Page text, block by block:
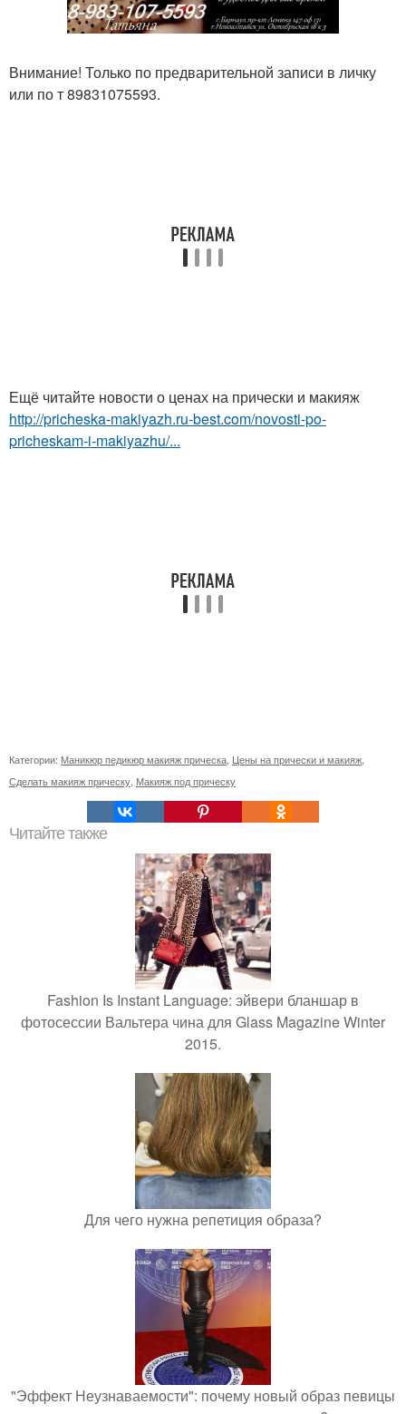
Внимание! Только по предварительной записи в личку
или по т 89831075593.
Ещё читайте новости о ценах на прически и макияж
http://pricheska-makiyazh.ru-best.com/novosti-po-
pricheskam-i-makiyazhu/...
Категории: Маникюр педикюр макияж прическа Цены на прически и макияж
Сделать макияж прическу Макияж под прическу
Читайте также
Fashion Is Instant Language: эйвери бланшар в
фотосессии Вальтера чина для Glass Magazine Winter
2015.
Для чего нужна репетиция образа?
"Эффект Неузнаваемости": почему новый образ певицы